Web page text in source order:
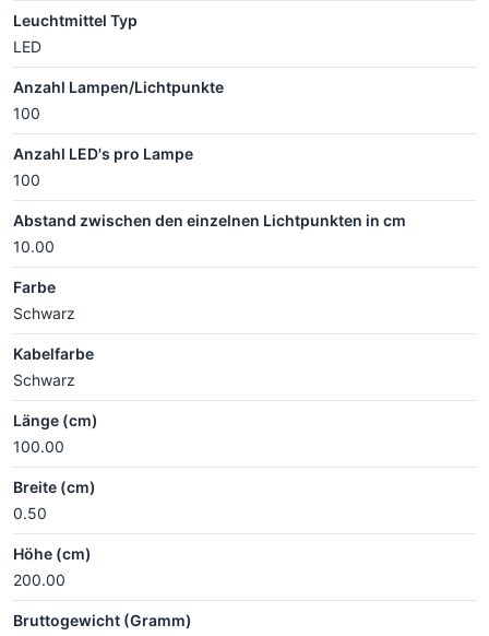
Leuchtmittel Typ
LED
Anzahl Lampen/Lichtpunkte
100
Anzahl LED's pro Lampe
100
Abstand zwischen den einzelnen Lichtpunkten in cm
10.00
Farbe
Schwarz
Kabelfarbe
Schwarz
Länge (cm)
100.00
Breite (cm)
0.50
Höhe (cm)
200.00
Bruttogewicht (Gramm)